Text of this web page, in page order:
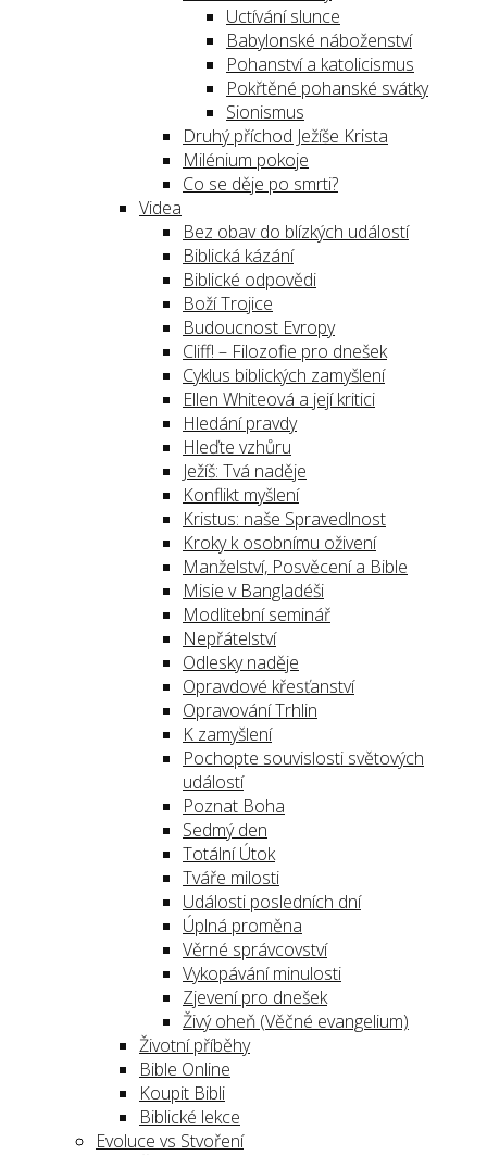
Uctívání slunce
Babylonské náboženství
Pohanství a katolicismus
Pokřtěné pohanské svátky
Sionismus
Druhý příchod Ježíše Krista
Milénium pokoje
Co se děje po smrti?
Videa
Bez obav do blízkých událostí
Biblická kázání
Biblické odpovědi
Boží Trojice
Budoucnost Evropy
Cliff! – Filozofie pro dnešek
Cyklus biblických zamyšlení
Ellen Whiteová a její kritici
Hledání pravdy
Hleďte vzhůru
Ježíš: Tvá naděje
Konflikt myšlení
Kristus: naše Spravedlnost
Kroky k osobnímu oživení
Manželství, Posvěcení a Bible
Misie v Bangladéši
Modlitební seminář
Nepřátelství
Odlesky naděje
Opravdové křesťanství
Opravování Trhlin
K zamyšlení
Pochopte souvislosti světových
událostí
Poznat Boha
Sedmý den
Totální Útok
Tváře milosti
Události posledních dní
Úplná proměna
Věrné správcovství
Vykopávání minulosti
Zjevení pro dnešek
Živý oheň (Věčné evangelium)
Životní příběhy
Bible Online
Koupit Bibli
Biblické lekce
Evoluce vs Stvoření